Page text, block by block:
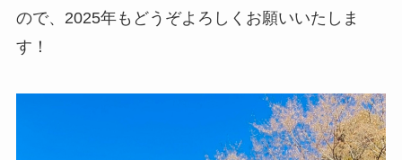
ので、2025年もどうぞよろしくお願いいたしま
す！